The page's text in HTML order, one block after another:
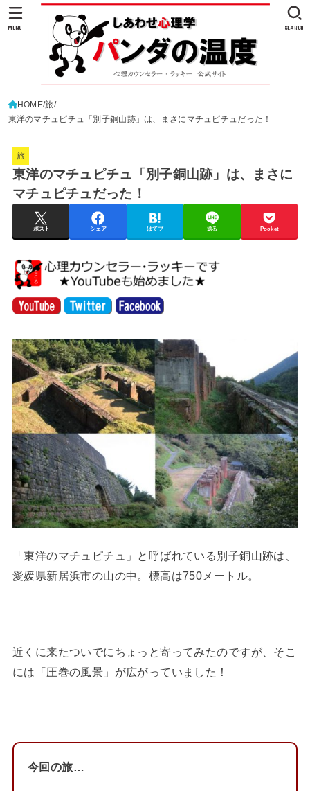
SEARCH
MENU
HOME 旅
東洋のマチュピチュ「別子銅山跡」は、まさにマチュピチュだった！
旅
東洋のマチュピチュ「別子銅山跡」は、まさに
マチュピチュだった！
ポスト シェア はてブ 送る Pocket
「東洋のマチュピチュ」と呼ばれている別子銅山跡は、
愛媛県新居浜市の山の中。標高は750メートル。
近くに来たついでにちょっと寄ってみたのですが、そこ
には「圧巻の風景」が広がっていました！
今回の旅…